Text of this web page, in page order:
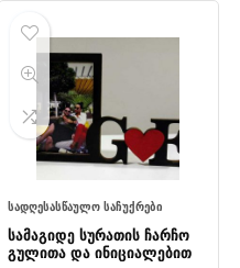
ᲡᲐᲓᲦᲔᲡᲐᲡᲬᲐᲣᲚᲝ ᲡᲐᲩᲣᲥᲠᲔᲑᲘ
სამაგიდე სურათის ჩარჩო
გულითა და ინიციალებით